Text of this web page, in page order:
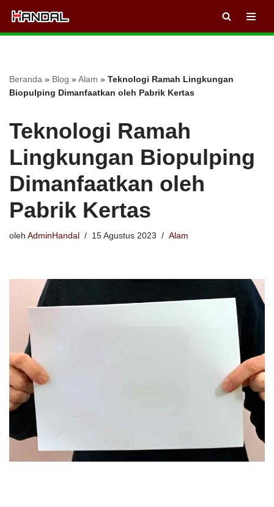
Lompat
Beranda » Blog »Alam » Teknologi Ramah Lingkungan
Biopulping Dimanfaatkan oleh Pabrik Kertas
Teknologi Ramah
Lingkungan Biopulping
Dimanfaatkan oleh
Pabrik Kertas
oleh AdminHandal 15 Agustus 2023 Alam